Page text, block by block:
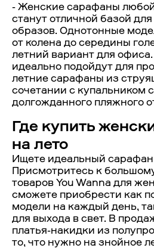
- Женские сарафаны
станут отличной базой
образов. Однотонные
от колена до середины
летний вариант для
идеально подойдут для
летние сарафаны из
сочетании с купальником
долгожданного пляжного
Где купить
на лето
Ищете идеальный
Присмотритесь к
товаров You Wanna для
сможете приобрести как
модели на каждый день,
для выхода в свет. В
платья-накидки из
то, что нужно на знойное